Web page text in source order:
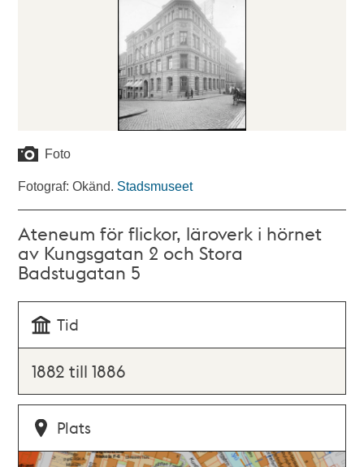
Foto
Fotograf: Okänd. Stadsmuseet
Ateneum för flickor, läroverk i hörnet
av Kungsgatan 2 och Stora
Badstugatan 5
Tid
1882 till 1886
Plats